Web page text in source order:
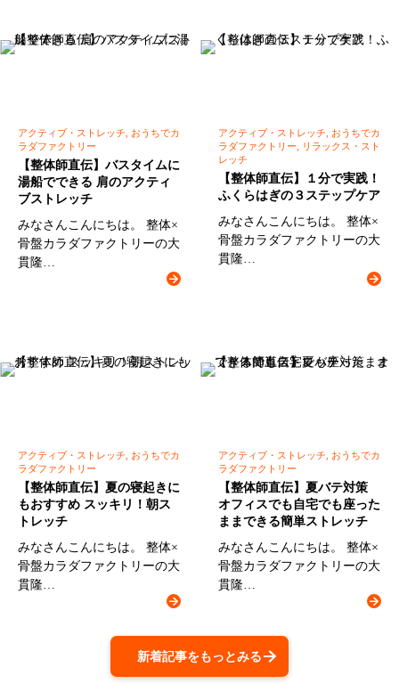
アクティブ・ストレッチ, おうちでカ
ラダファクトリー
【整体師直伝】バスタイムに
湯船でできる 肩のアクティ
ブストレッチ
みなさんこんにちは。 整体×
骨盤カラダファクトリーの大
貫隆…
アクティブ・ストレッチ, おうちでカ
ラダファクトリー, リラックス・スト
レッチ
【整体師直伝】１分で実践！
ふくらはぎの３ステップケア
みなさんこんにちは。 整体×
骨盤カラダファクトリーの大
貫隆…
アクティブ・ストレッチ, おうちでカ
ラダファクトリー
【整体師直伝】夏の寝起きに
もおすすめ スッキリ！朝ス
トレッチ
みなさんこんにちは。 整体×
骨盤カラダファクトリーの大
貫隆…
アクティブ・ストレッチ, おうちでカ
ラダファクトリー
【整体師直伝】夏バテ対策
オフィスでも自宅でも座った
ままできる簡単ストレッチ
みなさんこんにちは。 整体×
骨盤カラダファクトリーの大
貫隆…
新着記事をもっとみる